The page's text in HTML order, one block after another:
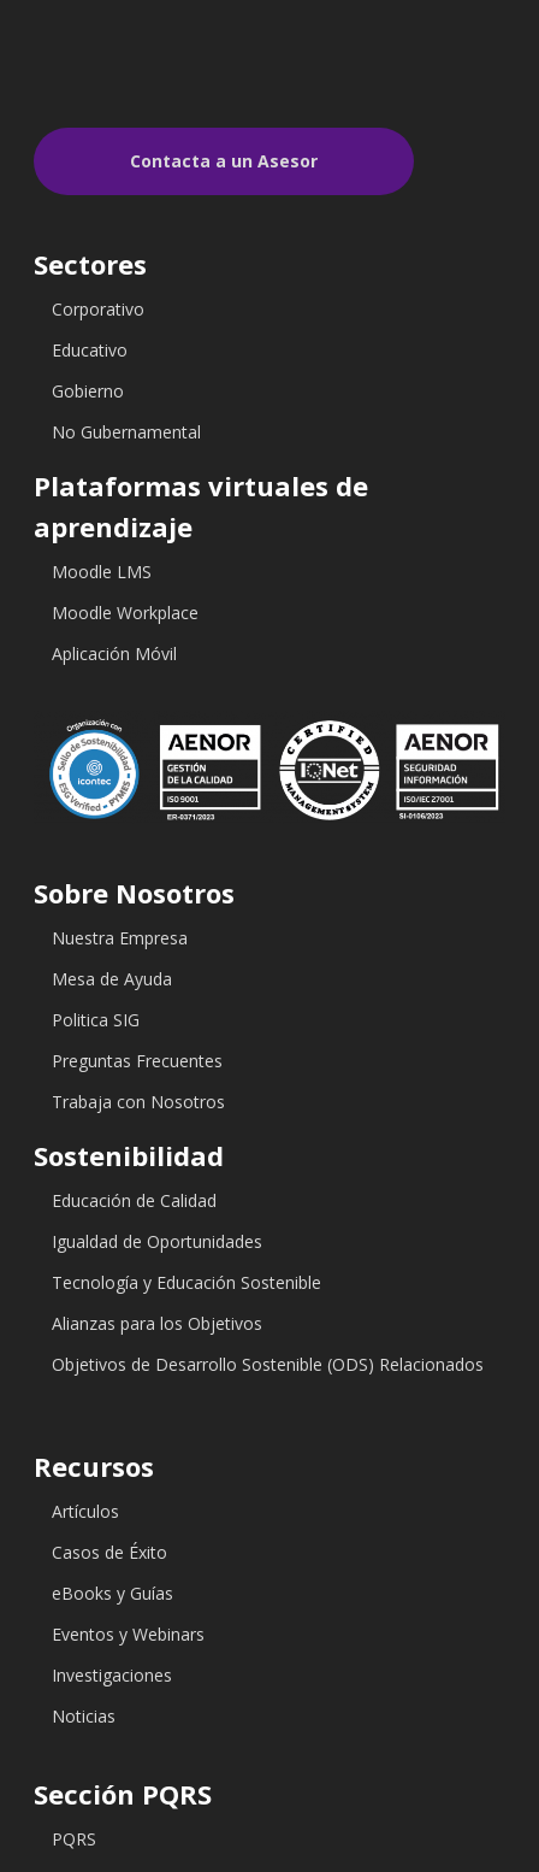
Contacta a un Asesor
Sectores
Corporativo
Educativo
Gobierno
No Gubernamental
Plataformas virtuales de
aprendizaje
Moodle LMS
Moodle Workplace
Aplicación Móvil
Sobre Nosotros
Nuestra Empresa
Mesa de Ayuda
Politica SIG
Preguntas Frecuentes
Trabaja con Nosotros
Sostenibilidad
Educación de Calidad
Igualdad de Oportunidades
Tecnología y Educación Sostenible
Alianzas para los Objetivos
Objetivos de Desarrollo Sostenible (ODS) Relacionados
Recursos
Artículos
Casos de Éxito
eBooks y Guías
Eventos y Webinars
Investigaciones
Noticias
Sección PQRS
PQRS